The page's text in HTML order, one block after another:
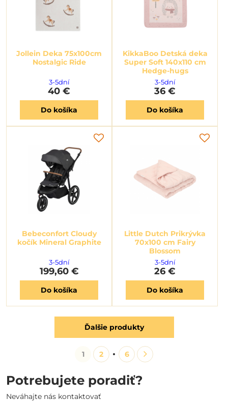
Jollein Deka 75x100cm
Nostalgic Ride
3-5dní
40 €
Do košíka
KikkaBoo Detská deka
Super Soft 140x110 cm
Hedge-hugs
3-5dní
36 €
Do košíka
Bebeconfort Cloudy
kočík Mineral Graphite
3-5dní
199,60 €
Do košíka
Little Dutch Prikrývka
70x100 cm Fairy
Blossom
3-5dní
26 €
Do košíka
Ďalšie produkty
1 2 6
Potrebujete poradiť?
Neváhajte nás kontaktovať